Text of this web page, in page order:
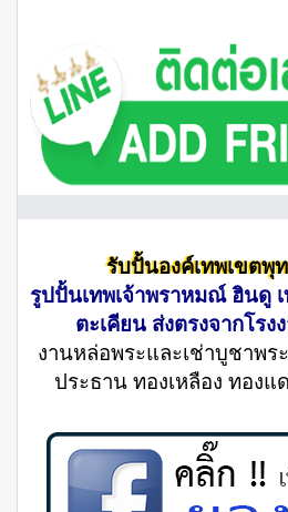
รับปั้นองค์เทพเขต
รูปปั้นเทพเจ้าพราหมณ์ ฮินดู
ตะเคียน ส่งตรงจากโรง
งานหล่อพระและเช่าบูชาพร
ประธาน ทองเหลือง ทอง